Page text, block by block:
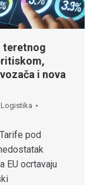
teretnog
i nova
pod
EU ocrtavaju